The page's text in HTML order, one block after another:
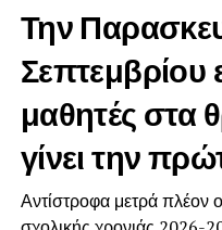
Την
Σεπτεμβρίου
μαθητές στα
γίνει την
Αντίστροφα μετρά πλέον